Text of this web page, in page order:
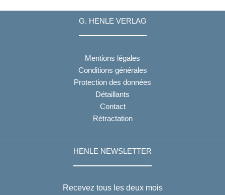
G. HENLE VERLAG
Mentions légales
Conditions générales
Protection des données
Détaillants
Contact
Rétractation
HENLE NEWSLETTER
Recevez tous les deux mois